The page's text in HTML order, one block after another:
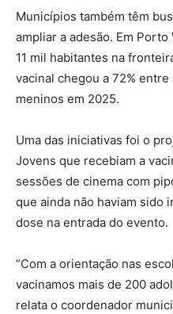
Municípios também têm
ampliar a adesão. Em
11 mil habitantes na
vacinal chegou a 72%
meninos em 2025.
Uma das iniciativas foi o
Jovens que recebiam a
sessões de cinema com
que ainda não haviam sido
dose na entrada do evento.
“Com a orientação nas
vacinamos mais de 200
relata o coordenador